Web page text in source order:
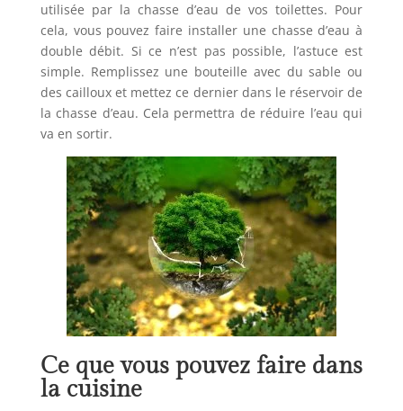
utilisée par la chasse d’eau de vos toilettes. Pour
cela, vous pouvez faire installer une chasse d’eau à
double débit. Si ce n’est pas possible, l’astuce est
simple. Remplissez une bouteille avec du sable ou
des cailloux et mettez ce dernier dans le réservoir de
la chasse d’eau. Cela permettra de réduire l’eau qui
va en sortir.
Ce que vous pouvez faire dans
la cuisine